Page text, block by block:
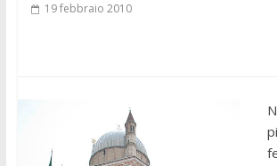
19 febbraio 2010